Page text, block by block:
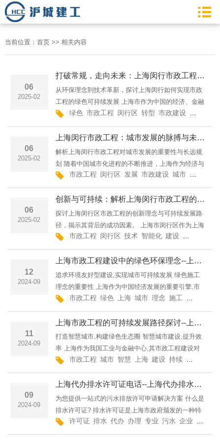
当前位置： 首页 >> 相关内容
06
2025-02
打破常规，走向未来：上海闵行市政工程的绿色转型
从环保理念到技术革新，探讨上海闵行如何实现市政
工程的绿色可持续发展 上海市作为中国的经济、金融
中心，其市政建设在推动城市现代化的过程中扮演着
重要角色。近年来，上海闵行区积极响应国家绿色发
展
绿色 市政工程 闵行区 转型 市政建设
06
2025-02
上海闵行市政工程：城市发展的脉搏与未来蓝图
解析上海闵行市政工程对城市发展的重要性与长远规
划 随着中国城市化进程的不断推进，上海作为经济与
文化的国际化大都市，其各区的市政建设发展尤为引
人注目。闵行区，作为上海的核心区域之一，近年来
在市政建
市政工程 闵行区 发展 市政建设 城市
06
2025-02
创新与可持续：解析上海闵行市政工程的成功之道
探讨上海闵行区市政工程的创新理念与可持续发展路
径，揭示其背后的成功因素。 上海市闵行区作为上海
的重要组成部分，不仅在经济发展上取得了显著成
就，市政基础设施的建设也在创新与可持续发展方面
走在了全国前
市政工程 闵行区 技术 智能化 建设 绿色
12
2024-09
上海市政工程建设中的绿色环保理念--上海市政工程上海市政工程建设中的可持续发展理念沪城建工集团有限公司
追求环境友好型建设,实现城市可持续发展 绿色施工
理念的重要性 上海作为中国经济发展的重要引擎,市
政工程建设始终关注绿色环保理念的贯彻落实。从项
目选址到施工建设,再到工程竣工后的运营维护,上海
市政
市政工程 绿色 上海 城市 理念 施工
11
2024-09
上海市政工程的可持续发展路径探讨--上海市政工程探索上海市政工程的可持续发展策略沪城建工集团有限公司
打造智慧城市,构建绿色生态圈 智慧城市建设,提升效
率 上海作为我国工业与金融中心,其市政工程建设对
城市发展至关重要。要实现上海市政工程的可持续发
展,关键在于整合智慧技术,推动城市管理的智能化转
型。
市政工程 城市 智慧 上海 建设 持续
09
2024-09
上海代办排水许可证电话--上海代办排水许可证上海专业代办排水许可证服务指南上海闵思建设工程有限公司
为您提供一站式的污水排放许可申请解决方案 什么是
排水许可证? 排水许可证是上海市政府颁发的一种特
殊许可证,主要用于规范企业或个人的污水排放行为,
确保城市排水系统的安全运行和水环境质量的稳定。
许可证 排水 代办 办理 专业 污水 企业 公司